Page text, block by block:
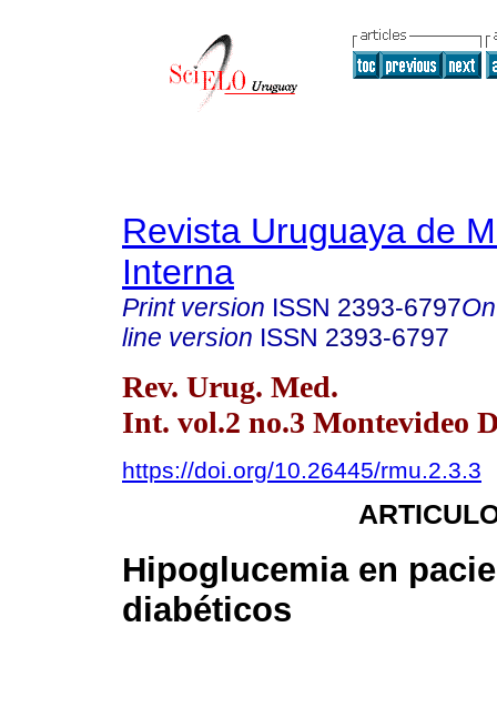
Revista Uruguaya de
Interna
Print version ISSN 2393-6797
line version ISSN 2393-6797
Rev. Urug. Med.
Int. vol.2 no.3 Montevideo
https://doi.org/10.26445/rmu.2.3.3
Hipoglucemia en
diabéticos